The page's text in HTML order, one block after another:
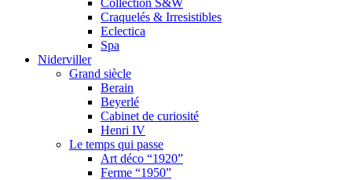
Craquelés & Irresistibles
Eclectica
Spa
Niderviller
Grand siècle
Berain
Beyerlé
Cabinet de curiosité
Henri IV
Le temps qui passe
Art déco “1920”
Ferme “1950”